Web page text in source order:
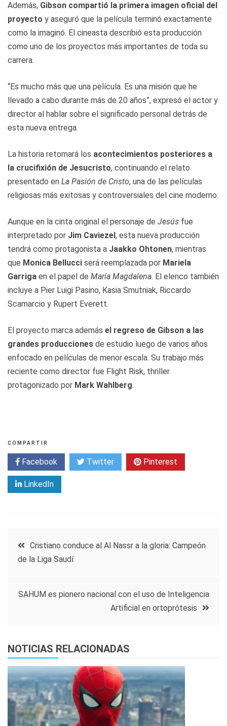
Además, Gibson compartió la primera imagen oficial del
proyecto y aseguró que la película terminó exactamente
como la imaginó. El cineasta describió esta producción
como uno de los proyectos más importantes de toda su
carrera.
“Es mucho más que una película. Es una misión que he
llevado a cabo durante más de 20 años”, expresó el actor y
director al hablar sobre el significado personal detrás de
esta nueva entrega.
La historia retomará los acontecimientos posteriores a
la crucifixión de Jesucristo, continuando el relato
presentado en La Pasión de Cristo, una de las películas
religiosas más exitosas y controversiales del cine moderno.
Aunque en la cinta original el personaje de Jesús fue
interpretado por Jim Caviezel , esta nueva producción
tendrá como protagonista a Jaakko Ohtonen, mientras
que Monica Bellucci será reemplazada por Mariela
Garriga en el papel de María Magdalena. El elenco también
incluye a Pier Luigi Pasino, Kasia Smutniak, Riccardo
Scamarcio y Rupert Everett.
El proyecto marca además el regreso de Gibson a las
grandes producciones de estudio luego de varios años
enfocado en películas de menor escala. Su trabajo más
reciente como director fue Flight Risk, thriller
protagonizado por Mark Wahlberg.
COMPARTIR
Facebook Twitter Pinterest
LinkedIn
Navegación
entradas
Cristiano conduce al Al Nassr a la gloria: Campeón
de la Liga Saudí
SAHUM es pionero nacional con el uso de Inteligencia
Artificial en ortoprótesis
NOTICIAS RELACIONADAS